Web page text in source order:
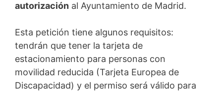
autorización al Ayuntamiento de Madrid.
Esta petición tiene algunos requisitos:
tendrán que tener la tarjeta de
estacionamiento para personas con
movilidad reducida (Tarjeta Europea de
Discapacidad) y el permiso será válido para